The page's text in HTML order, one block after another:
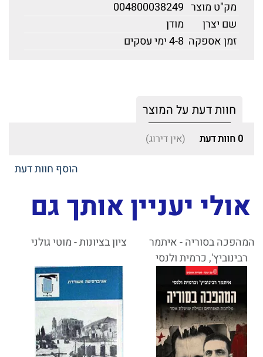
מק"ט מוצר 004800038249
שם יצרן
מודן
זמן אספקה 4-8 ימי עסקים
חוות דעת על המוצר
0 חוות דעת (אין דירוג)
הוסף חוות דעת
אולי יעניין אותך גם
המהפכה בסוריה - איתמר
רבינוביץ', כרמית ולנסי
ציון בציונות - מוטי גולני